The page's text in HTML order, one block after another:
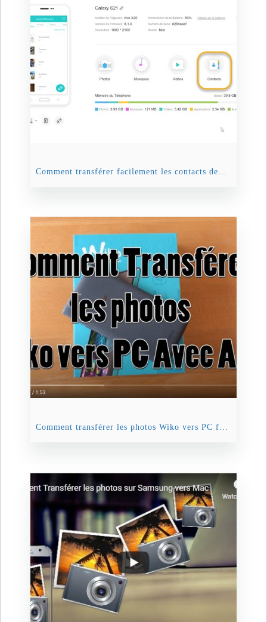
Comment transférer facilement les contacts depuis Samsung vers PC
Comment transférer les photos Wiko vers PC facilement